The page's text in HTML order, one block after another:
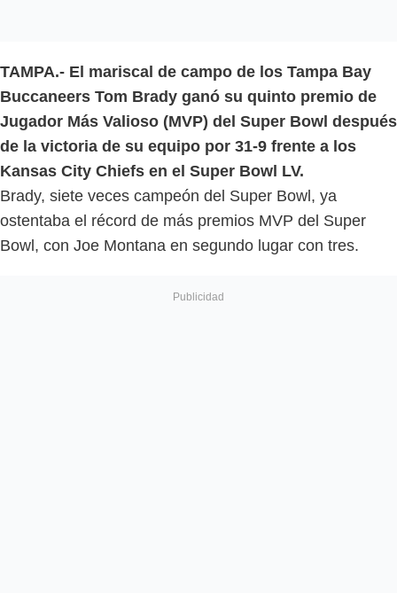
TAMPA.- El mariscal de campo de los Tampa Bay
Buccaneers Tom Brady ganó su quinto premio de
Jugador Más Valioso (MVP) del Super Bowl después
de la victoria de su equipo por 31-9 frente a los
Kansas City Chiefs en el Super Bowl LV.
Brady, siete veces campeón del Super Bowl, ya
ostentaba el récord de más premios MVP del Super
Bowl, con Joe Montana en segundo lugar con tres.